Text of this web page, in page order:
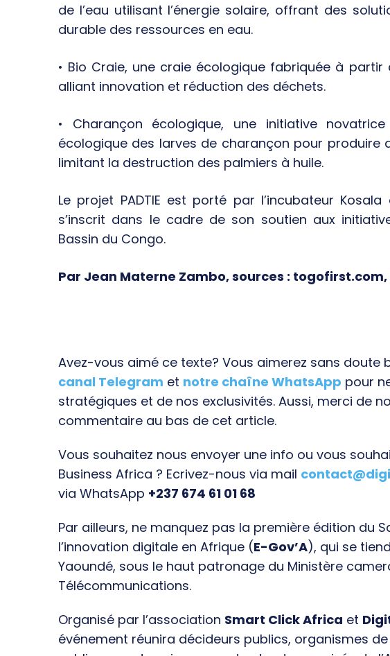
de l’eau utilisant l’énergie solaire, offrant des
durable des ressources en eau.
• Bio Craie, une craie écologique fabriquée à
alliant innovation et réduction des déchets.
• Charançon écologique, une initiative
écologique des larves de charançon pour produire
limitant la destruction des palmiers à huile.
Le projet PADTIE est porté par l’incubateur Kosala
s’inscrit dans le cadre de son soutien aux
Bassin du Congo.
Par Jean Materne Zambo, sources :
Avez-vous aimé ce texte? Vous aimerez sans doute
canal Telegram et notre chaîne WhatsApp pour
stratégiques et de nos exclusivités. Aussi, merci de
commentaire au bas de cet article.
Vous souhaitez nous envoyer une info ou vous
Business Africa ? Ecrivez-nous via mail
via WhatsApp +237 674 61 01 68
Par ailleurs, ne manquez pas la première édition du
l’innovation digitale en Afrique (E-Gov’A), qui se
Yaoundé, sous le haut patronage du Ministère
Télécommunications.
Organisé par l’association Smart Click Africa et
événement réunira décideurs publics, organismes